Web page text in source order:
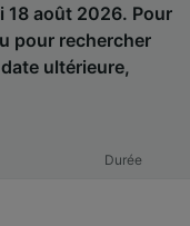
août 2026. Pour
pour rechercher
ultérieure,
Durée